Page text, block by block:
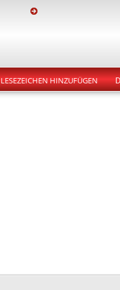
LESEZEICHEN HINZUFÜGEN